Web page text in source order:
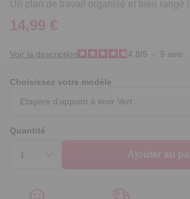
Un plan de travail organisé et bien rangé !
14,99 €
Voir la description 4.8/5 - 5 avis
Choisissez votre modèle
Quantité
Ajouter au